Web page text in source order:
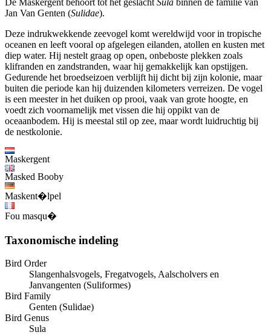
De Maskergent behoort tot het geslacht Sula binnen de familie van
Jan Van Genten (Sulidae).
Deze indrukwekkende zeevogel komt wereldwijd voor in tropische
oceanen en leeft vooral op afgelegen eilanden, atollen en kusten met
diep water. Hij nestelt graag op open, onbeboste plekken zoals
klifranden en zandstranden, waar hij gemakkelijk kan opstijgen.
Gedurende het broedseizoen verblijft hij dicht bij zijn kolonie, maar
buiten die periode kan hij duizenden kilometers verreizen. De vogel
is een meester in het duiken op prooi, vaak van grote hoogte, en
voedt zich voornamelijk met vissen die hij oppikt van de
oceaanbodem. Hij is meestal stil op zee, maar wordt luidruchtig bij
de nestkolonie.
Maskergent
Masked Booby
Maskent�lpel
Fou masqu�
Taxonomische indeling
Bird Order
Slangenhalsvogels, Fregatvogels, Aalscholvers en
Janvangenten (Suliformes)
Bird Family
Genten (Sulidae)
Bird Genus
Sula